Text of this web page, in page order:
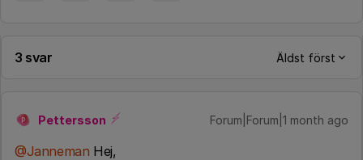
3 svar Äldst först
P Pettersson Forum|Forum|1 month ago
@Janneman Hej,